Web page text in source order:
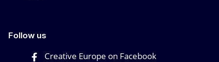
Follow us
Creative Europe on Facebook